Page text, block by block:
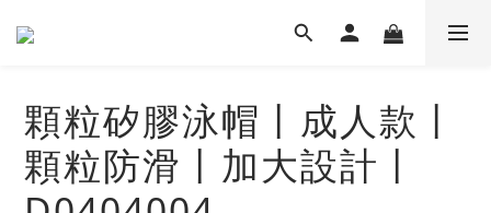
顆粒矽膠泳帽丨成人款丨
顆粒防滑丨加大設計丨